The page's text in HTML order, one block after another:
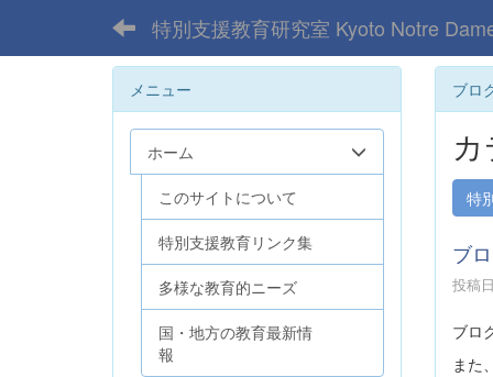
特別支援教育研究室 Kyoto Notre
ブロ
特
ブ
投稿
ブロ
また
メニュー
ホーム
このサイトについて
特別支援教育リンク集
多様な教育的ニーズ
国・地方の教育最新情
報